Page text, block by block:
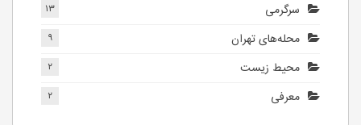
سرگرمی ۱۳
محله‌های تهران ۹
محیط زیست ۲
معرفی ۲